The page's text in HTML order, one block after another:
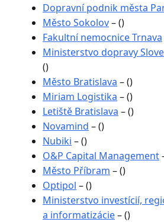
Dopravní podnik města
Město Sokolov– ()
Fakultní nemocnice Trnava
Ministerstvo dopravy
()
Město Bratislava – ()
Miriam Logistika – ()
Letiště Bratislava – ()
Novamind – ()
Nubiki – ()
O&P Capital Management
Město Příbram – ()
Optipol – ()
Ministerstvo investícií,
a informatizácie– ()